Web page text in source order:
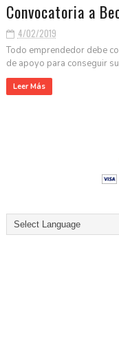
Convocatoria a
4/02/2019
Todo emprendedor debe
de apoyo para conseguir
Leer Más